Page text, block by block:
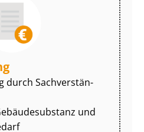
durch Sach­ver­stän­
und